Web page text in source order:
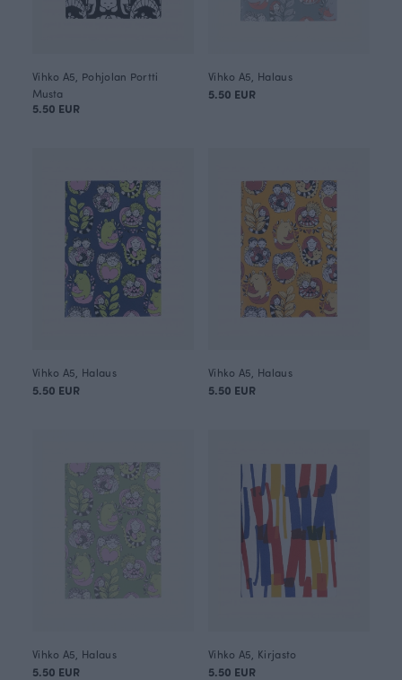
Vihko A5, Pohjolan Portti
Musta
5.50 EUR
Vihko A5, Halaus
5.50 EUR
Vihko A5, Halaus
5.50 EUR
Vihko A5, Halaus
5.50 EUR
Vihko A5, Halaus
5.50 EUR
Vihko A5, Kirjasto
5.50 EUR